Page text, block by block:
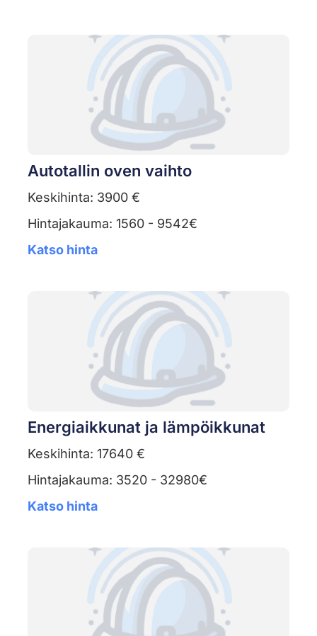
Autotallin oven vaihto
Keskihinta: 3900 €
Hintajakauma: 1560 - 9542€
Katso hinta
Energiaikkunat ja lämpöikkunat
Keskihinta: 17640 €
Hintajakauma: 3520 - 32980€
Katso hinta